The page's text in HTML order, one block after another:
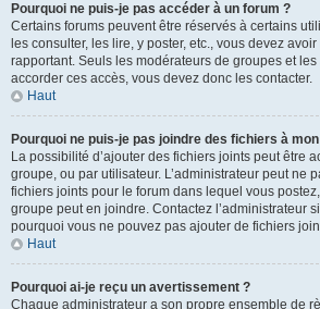
Pourquoi ne puis-je pas accéder à un forum ?
Certains forums peuvent être réservés à certains
les consulter, les lire, y poster, etc., vous devez
rapportant. Seuls les modérateurs de groupes et
accorder ces accès, vous devez donc les contacter.
Haut
Pourquoi ne puis-je pas joindre des fichiers à
La possibilité d’ajouter des fichiers joints peut être
groupe, ou par utilisateur. L’administrateur peut ne
fichiers joints pour le forum dans lequel vous
groupe peut en joindre. Contactez l’administrateur
pourquoi vous ne pouvez pas ajouter de fichiers
Haut
Pourquoi ai-je reçu un avertissement ?
Chaque administrateur a son propre ensemble de